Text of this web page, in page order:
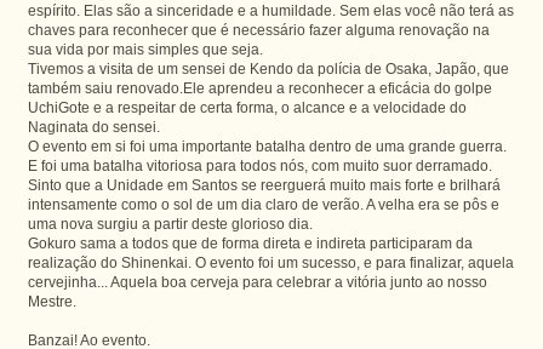
espírito. Elas são a sinceridade e a humildade. Sem elas você não terá as
chaves para reconhecer que é necessário fazer alguma renovação na
sua vida por mais simples que seja.
Tivemos a visita de um sensei de Kendo da polícia de Osaka, Japão, que
também saiu renovado.Ele aprendeu a reconhecer a eficácia do golpe
UchiGote e a respeitar de certa forma, o alcance e a velocidade do
Naginata do sensei.
O evento em si foi uma importante batalha dentro de uma grande guerra.
E foi uma batalha vitoriosa para todos nós, com muito suor derramado.
Sinto que a Unidade em Santos se reerguerá muito mais forte e brilhará
intensamente como o sol de um dia claro de verão. A velha era se pôs e
uma nova surgiu a partir deste glorioso dia.
Gokuro sama a todos que de forma direta e indireta participaram da
realização do Shinenkai. O evento foi um sucesso, e para finalizar, aquela
cervejinha... Aquela boa cerveja para celebrar a vitória junto ao nosso
Mestre.
Banzai! Ao evento.